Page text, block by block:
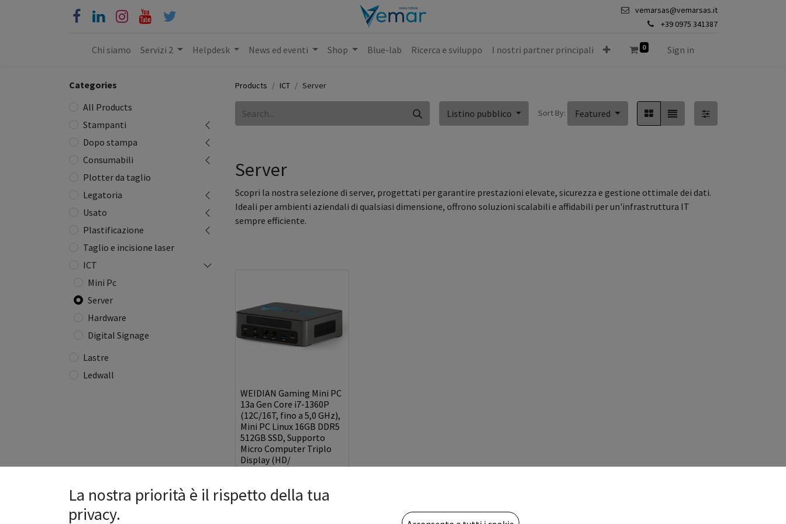
vemarsas@vemarsas.it
+39 0975 341387
Chi siamo Servizi 2 Helpdesk News ed eventi Shop Blue-lab Ricerca e sviluppo I nostri partner principali 0 Sign in
Categories
All Products
Stampanti
Dopo stampa
Consumabili
Plotter da taglio
Legatoria
Usato
Plastificazione
Taglio e incisione laser
ICT
Mini Pc
Server
Hardware
Digital Signage
Lastre
Ledwall
Products ICT Server
Listino pubblico Sort By: Featured
Server
Scopri la nostra selezione di server, progettati per garantire prestazioni elevate, sicurezza e gestione ottimale dei dati.
Ideali per ambienti aziendali di qualsiasi dimensione, offrono soluzioni scalabili e affidabili per un'infrastruttura IT
sempre efficiente.
WEIDIAN Gaming Mini PC
13a Gen Core i7-1360P
(12C/16T, fino a 5,0 GHz),
Mini PC Linux 16GB DDR5
512GB SSD, Supporto
Micro Computer Triplo
Display (HD/
La nostra priorità è il rispetto della tua
privacy.